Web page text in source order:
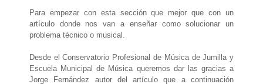
Para empezar con esta sección que mejor que con un
artículo donde nos van a enseñar como solucionar un
problema técnico o musical.
Desde el Conservatorio Profesional de Música de Jumilla y
Escuela Municipal de Música queremos dar las gracias a
Jorge Fernández autor del artículo que a continuación